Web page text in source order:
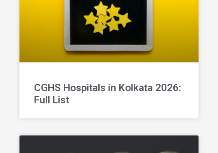
CGHS Hospitals in Kolkata 2026:
Full List